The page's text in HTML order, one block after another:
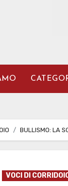
BULLISMO: LA
VOCI DI